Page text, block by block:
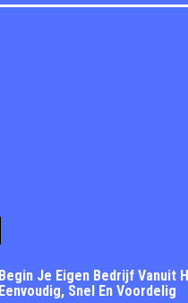
Begin Je Eigen Bedrijf Vanuit
Eenvoudig, Snel En Voordelig